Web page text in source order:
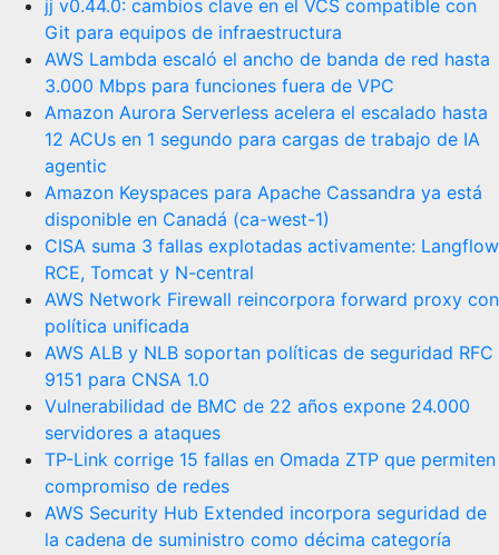
jj v0.44.0: cambios clave en el VCS compatible con
Git para equipos de infraestructura
AWS Lambda escaló el ancho de banda de red hasta
3.000 Mbps para funciones fuera de VPC
Amazon Aurora Serverless acelera el escalado hasta
12 ACUs en 1 segundo para cargas de trabajo de IA
agentic
Amazon Keyspaces para Apache Cassandra ya está
disponible en Canadá (ca-west-1)
CISA suma 3 fallas explotadas activamente: Langflow
RCE, Tomcat y N-central
AWS Network Firewall reincorpora forward proxy con
política unificada
AWS ALB y NLB soportan políticas de seguridad RFC
9151 para CNSA 1.0
Vulnerabilidad de BMC de 22 años expone 24.000
servidores a ataques
TP-Link corrige 15 fallas en Omada ZTP que permiten
compromiso de redes
AWS Security Hub Extended incorpora seguridad de
la cadena de suministro como décima categoría